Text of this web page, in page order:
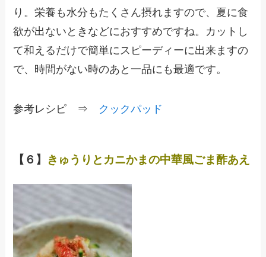
り。栄養も水分もたくさん摂れますので、夏に食
欲が出ないときなどにおすすめですね。カットし
て和えるだけで簡単にスピーディーに出来ますの
で、時間がない時のあと一品にも最適です。
参考レシピ ⇒ クックパッド
【６】 きゅうりとカニかまの中華風ごま酢あえ